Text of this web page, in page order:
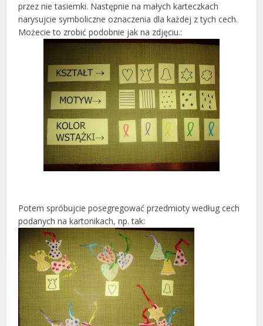
przez nie tasiemki. Następnie na małych karteczkach
narysujcie symboliczne oznaczenia dla każdej z tych cech.
Możecie to zrobić podobnie jak na zdjęciu.:
Potem spróbujcie posegregować przedmioty według cech
podanych na kartonikach, np. tak: